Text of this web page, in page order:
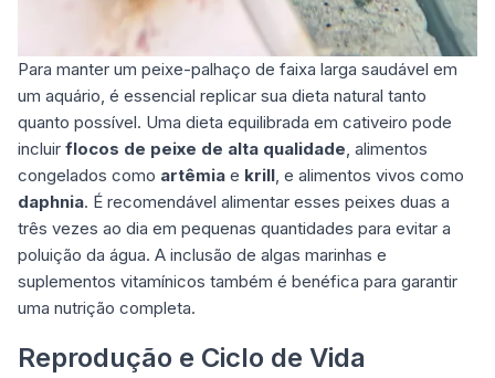
Para manter um peixe-palhaço de faixa larga saudável em
um aquário, é essencial replicar sua dieta natural tanto
quanto possível. Uma dieta equilibrada em cativeiro pode
incluir flocos de peixe de alta qualidade, alimentos
congelados como artêmia e krill, e alimentos vivos como
daphnia. É recomendável alimentar esses peixes duas a
três vezes ao dia em pequenas quantidades para evitar a
poluição da água. A inclusão de algas marinhas e
suplementos vitamínicos também é benéfica para garantir
uma nutrição completa.
Reprodução e Ciclo de Vida